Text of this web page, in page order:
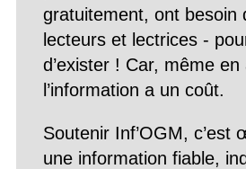
gratuitement, ont besoin
lecteurs et lectrices -
d’exister ! Car, même en
l’information a un coût.
Soutenir Inf’OGM, c’est
une information fiable,